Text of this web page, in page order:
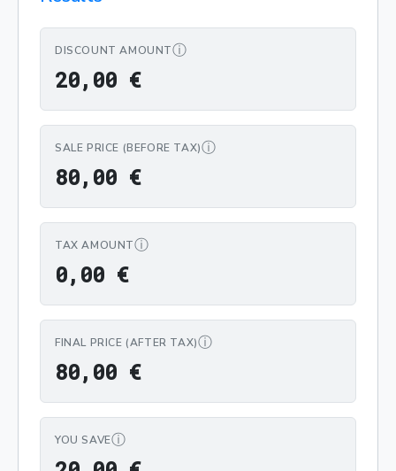
DISCOUNT AMOUNTⓘ
20, 00 €20,00 €
SALE PRICE (BEFORE TAX)ⓘ
80, 00 €80,00 €
TAX AMOUNTⓘ
0, 00 €0,00 €
FINAL PRICE (AFTER TAX)ⓘ
80, 00 €80,00 €
YOU SAVEⓘ